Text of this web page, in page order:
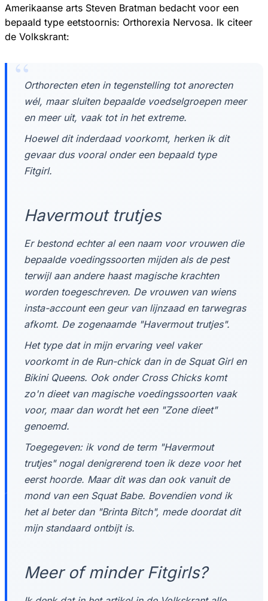
Amerikaanse arts Steven Bratman bedacht voor een
bepaald type eetstoornis: Orthorexia Nervosa. Ik citeer
de Volkskrant:
Orthorecten eten in tegenstelling tot anorecten
wél, maar sluiten bepaalde voedselgroepen meer
en meer uit, vaak tot in het extreme.
Hoewel dit inderdaad voorkomt, herken ik dit
gevaar dus vooral onder een bepaald type
Fitgirl.
Havermout trutjes
Er bestond echter al een naam voor vrouwen die
bepaalde voedingssoorten mijden als de pest
terwijl aan andere haast magische krachten
worden toegeschreven. De vrouwen van wiens
insta-account een geur van lijnzaad en tarwegras
afkomt. De zogenaamde "Havermout trutjes".
Het type dat in mijn ervaring veel vaker
voorkomt in de Run-chick dan in de Squat Girl en
Bikini Queens. Ook onder Cross Chicks komt
zo'n dieet van magische voedingssoorten vaak
voor, maar dan wordt het een "Zone dieet"
genoemd.
Toegegeven: ik vond de term "Havermout
trutjes" nogal denigrerend toen ik deze voor het
eerst hoorde. Maar dit was dan ook vanuit de
mond van een Squat Babe. Bovendien vond ik
het al beter dan "Brinta Bitch", mede doordat dit
mijn standaard ontbijt is.
Meer of minder Fitgirls?